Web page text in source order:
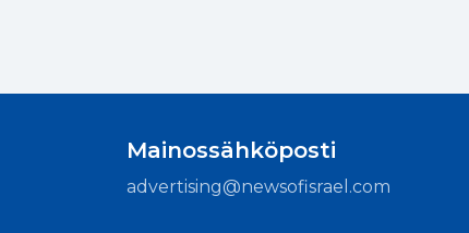
Mainossähköposti
advertising@newsofisrael.com